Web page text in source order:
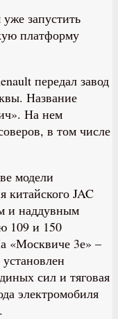
запустить
платформу
передал завод
Название
На нем
в том числе
модели
китайского JAC
и наддувным
109 и 150
«Москвиче 3е» –
сил и тяговая
электромобиля